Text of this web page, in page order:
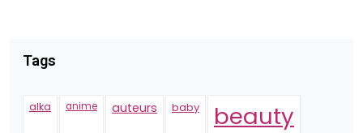
Tags
alka anime auteurs baby beauty